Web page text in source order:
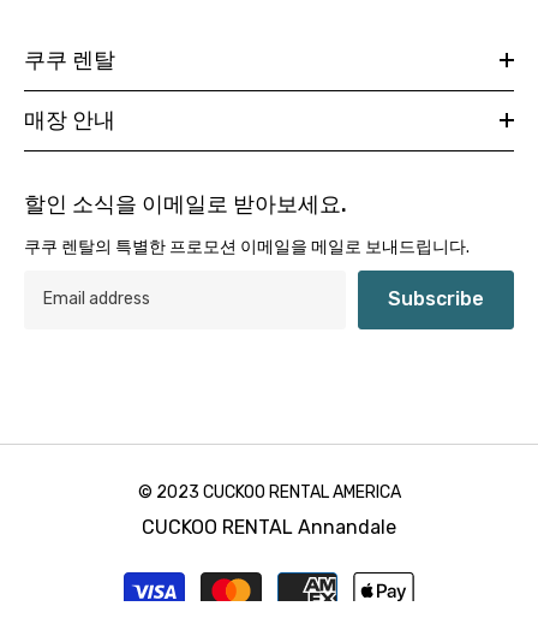
쿠쿠 렌탈
매장 안내
할인 소식을 이메일로 받아보세요.
쿠쿠 렌탈의 특별한 프로모션 이메일을 메일로 보내드립니다.
Subscribe
© 2023 CUCKOO RENTAL AMERICA
CUCKOO RENTAL Annandale
Payment
methods